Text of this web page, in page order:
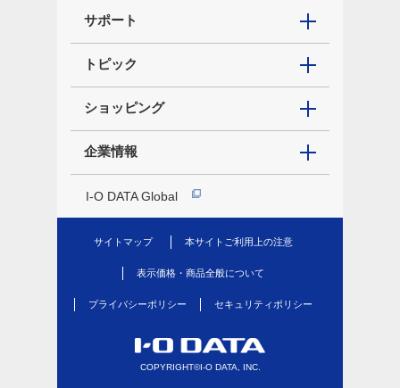
サポート
トピック
ショッピング
企業情報
I-O DATA Global
サイトマップ 本サイトご利用上の注意
表示価格・商品全般について
プライバシーポリシー セキュリティポリシー
COPYRIGHT©I-O DATA, INC.